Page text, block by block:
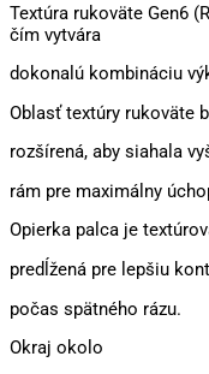
Textúra rukoväte Gen6
čím vytvára
dokonalú kombináciu
Oblasť textúry rukoväte
rozšírená, aby siahala
rám pre maximálny
Opierka palca je
predĺžená pre lepšiu
počas spätného rázu.
Okraj okolo